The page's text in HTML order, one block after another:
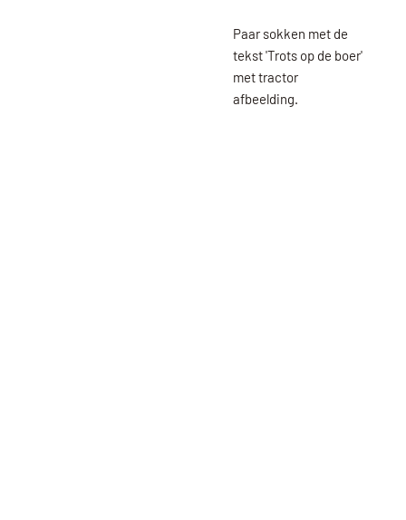
Paar sokken met de
tekst 'Trots op de boer'
met tractor
afbeelding.